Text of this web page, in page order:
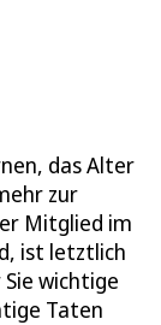
das Alter
zur
Mitglied im
ist letztlich
wichtige
Taten